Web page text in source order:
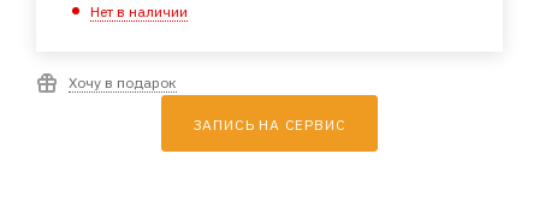
Нет в наличии
Хочу в подарок
ЗАПИСЬ НА СЕРВИС